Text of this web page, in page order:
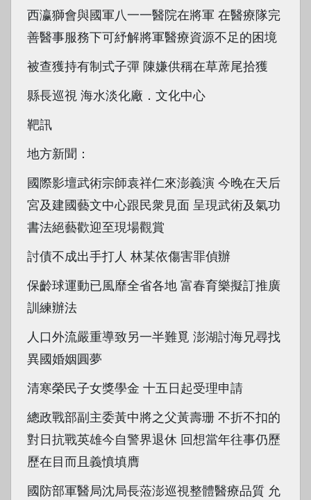
西瀛獅會與國軍八一一醫院在將軍 在醫療隊完
善醫事服務下可紓解將軍醫療資源不足的困境
被查獲持有制式子彈 陳嫌供稱在草蓆尾拾獲
縣長巡視 海水淡化廠．文化中心
靶訊
地方新聞：
國際影壇武術宗師袁祥仁來澎義演 今晚在天后
宮及建國藝文中心跟民衆見面 呈現武術及氣功
書法絕藝歡迎至現場觀賞
討債不成出手打人 林某依傷害罪偵辦
保齡球運動已風靡全省各地 富春育樂擬訂推廣
訓練辦法
人口外流嚴重導致另一半難覓 澎湖討海兄尋找
異國婚姻圓夢
清寒榮民子女獎學金 十五日起受理申請
總政戰部副主委黃中將之父黃壽珊 不折不扣的
對日抗戰英雄今自警界退休 回想當年往事仍歷
歷在目而且義憤填膺
國防部軍醫局沈局長蒞澎巡視整體醫療品質 允